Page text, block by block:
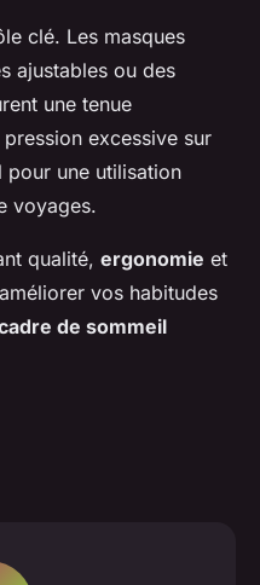
clé. Les masques
ajustables ou des
une tenue
excessive sur
pour une utilisation
voyages.
qualité, ergonomie et
vos habitudes
de sommeil